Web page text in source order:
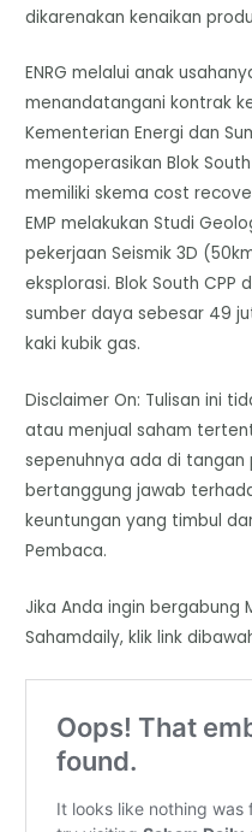
dikarenakan kenaikan
ENRG melalui anak
menandatangani kontrak
Kementerian Energi dan
mengoperasikan Blok
memiliki skema cost
EMP melakukan Studi
pekerjaan Seismik 3D
eksplorasi. Blok South CPP
sumber daya sebesar 49
kaki kubik gas.
Disclaimer On: Tulisan ini
atau menjual saham
sepenuhnya ada di
bertanggung jawab
keuntungan yang timbul
Pembaca.
Jika Anda ingin bergabung
Sahamdaily, klik link